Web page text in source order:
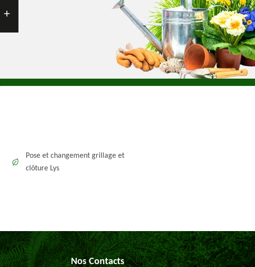
Pose et changement grillage et
clôture Lys
Nos Contacts